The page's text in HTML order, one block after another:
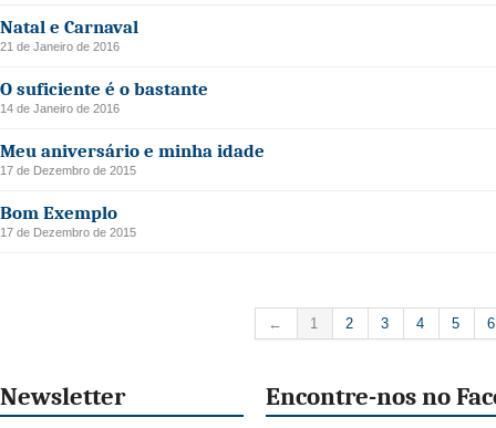
Natal e Carnaval
21 de Janeiro de 2016
O suficiente é o bastante
14 de Janeiro de 2016
Meu aniversário e minha idade
17 de Dezembro de 2015
Bom Exemplo
17 de Dezembro de 2015
← 1 2 3 4 5 6
Newsletter Encontre-nos no